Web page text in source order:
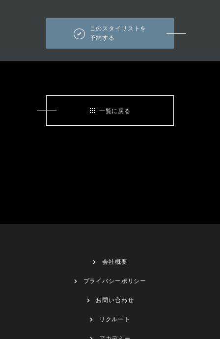
このスタイリストを
予約する
一覧に戻る
会社概要
プライバシーポリシー
お問い合わせ
リクルート